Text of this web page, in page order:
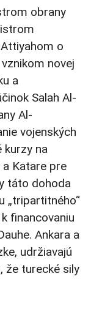
obrany
o
novej
a
Salah Al-
Al-
vojenských
kurzy na
a Katare pre
táto dohoda
„tripartitného“
financovaniu
Ankara a
udržiavajú
že turecké sily